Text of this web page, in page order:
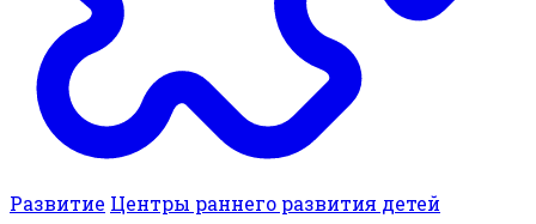
Развитие Центры раннего развития детей